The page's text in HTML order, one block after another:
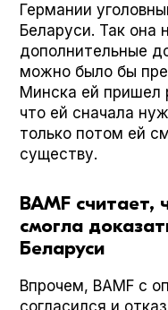
Германии
Беларуси. Так она
дополнительные
можно было бы
Минска ей пришел
что ей сначала
только потом ей
существу.
BAMF считает,
смогла
Беларуси
Впрочем, BAMF с
согласился и